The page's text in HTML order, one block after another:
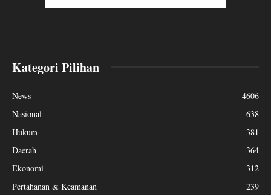
Kategori Pilihan
News
4606
Nasional
638
Hukum
381
Daerah
364
Ekonomi
312
Pertahanan & Keamanan
239